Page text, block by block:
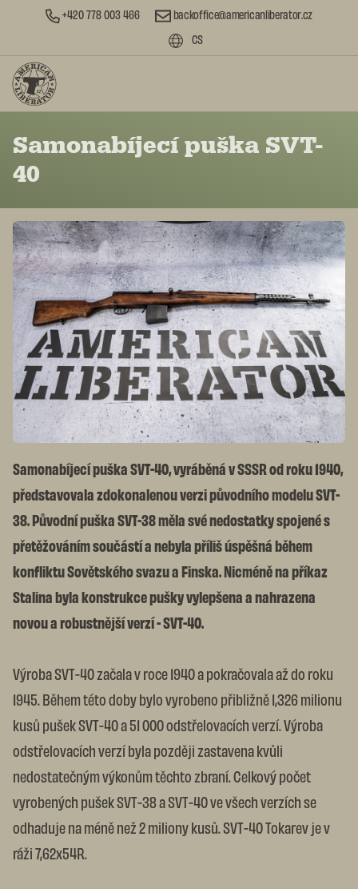
+420 778 003 466
backoffice@americanliberator.cz
CS
Samonabíjecí puška SVT-
40
Samonabíjecí puška SVT-40, vyráběná v SSSR od roku 1940,
představovala zdokonalenou verzi původního modelu SVT-
38. Původní puška SVT-38 měla své nedostatky spojené s
přetěžováním součástí a nebyla příliš úspěšná během
konfliktu Sovětského svazu a Finska. Nicméně na příkaz
Stalina byla konstrukce pušky vylepšena a nahrazena
novou a robustnější verzí - SVT-40.
Výroba SVT-40 začala v roce 1940 a pokračovala až do roku
1945. Během této doby bylo vyrobeno přibližně 1,326 milionu
kusů pušek SVT-40 a 51 000 odstřelovacích verzí. Výroba
odstřelovacích verzí byla později zastavena kvůli
nedostatečným výkonům těchto zbraní. Celkový počet
vyrobených pušek SVT-38 a SVT-40 ve všech verzích se
odhaduje na méně než 2 miliony kusů. SVT-40 Tokarev je v
ráži 7,62x54R.